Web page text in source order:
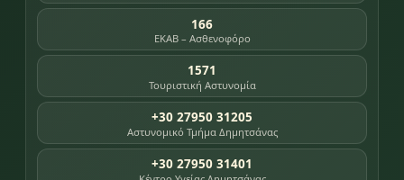
166
ΕΚΑΒ – Ασθενοφόρο
1571
Τουριστική Αστυνομία
+30 27950 31205
Αστυνομικό Τμήμα Δημητσάνας
+30 27950 31401